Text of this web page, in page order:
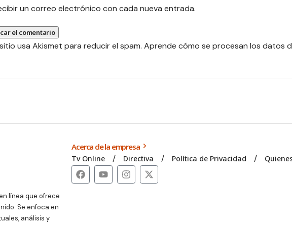
un correo electrónico con cada nueva entrada.
usa Akismet para reducir el spam. Aprende cómo se procesan los datos
línea que ofrece
Se enfoca en
análisis y
Acerca de la empresa
Tv Online Directiva Política de Privacidad